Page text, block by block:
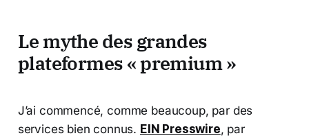
Le mythe des grandes
plateformes « premium »
J’ai commencé, comme beaucoup, par des
services bien connus. EIN Presswire, par